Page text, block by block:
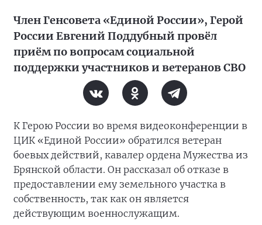
Член Генсовета «Единой России», Герой
России Евгений Поддубный провёл
приём по вопросам социальной
поддержки участников и ветеранов СВО
К Герою России во время видеоконференции в
ЦИК «Единой России» обратился ветеран
боевых действий, кавалер ордена Мужества из
Брянской области. Он рассказал об отказе в
предоставлении ему земельного участка в
собственность, так как он является
действующим военнослужащим.